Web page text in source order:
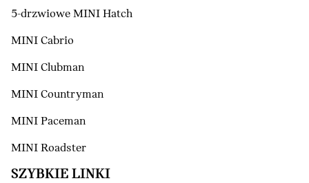
5-drzwiowe MINI Hatch
MINI Cabrio
MINI Clubman
MINI Countryman
MINI Paceman
MINI Roadster
SZYBKIE LINKI